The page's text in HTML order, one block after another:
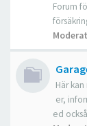
Forum
Här
er,
ed